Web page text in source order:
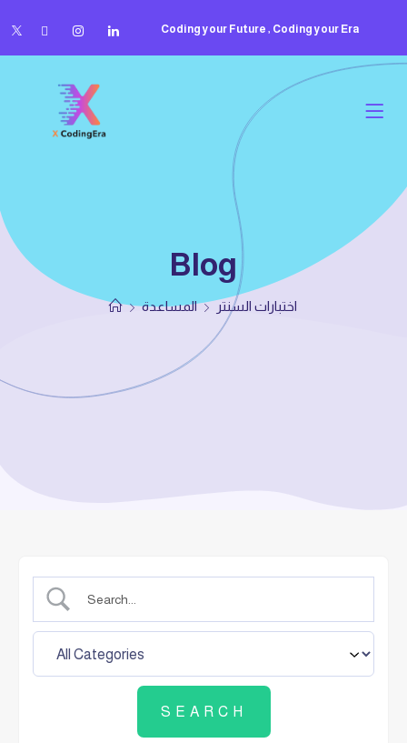
Coding your Future , Coding your Era
Blog
المساعدة اختبارات السنتر